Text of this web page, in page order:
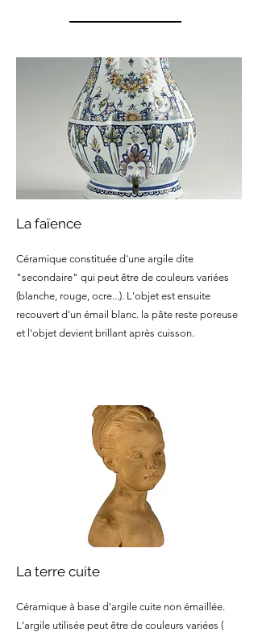
La faïence
Céramique constituée d'une argile dite
"secondaire" qui peut être de couleurs variées
(blanche, rouge, ocre...). L'objet est ensuite
recouvert d'un émail blanc. la pâte reste poreuse
et l'objet devient brillant après cuisson.
La terre cuite
Céramique à base d'argile cuite non émaillée.
L'argile utilisée peut être de couleurs variées (